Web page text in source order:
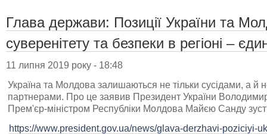
Глава держави: Позиції України та
суверенітету та безпеки в регіоні –
11 липня 2019 року - 18:48
Україна та Молдова залишаються не тільки сусідами, а й
партнерами. Про це заявив Президент України Володимир
Прем'єр-міністром Республіки Молдова Майєю Санду
https://www.president.gov.ua/news/glava-derzhavi-poziciyi-